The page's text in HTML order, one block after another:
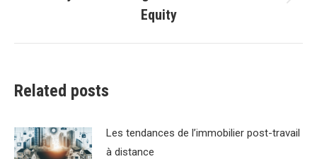
suivant
:
Equity
Related posts
Les tendances de lʼimmobilier post-travail
à distance